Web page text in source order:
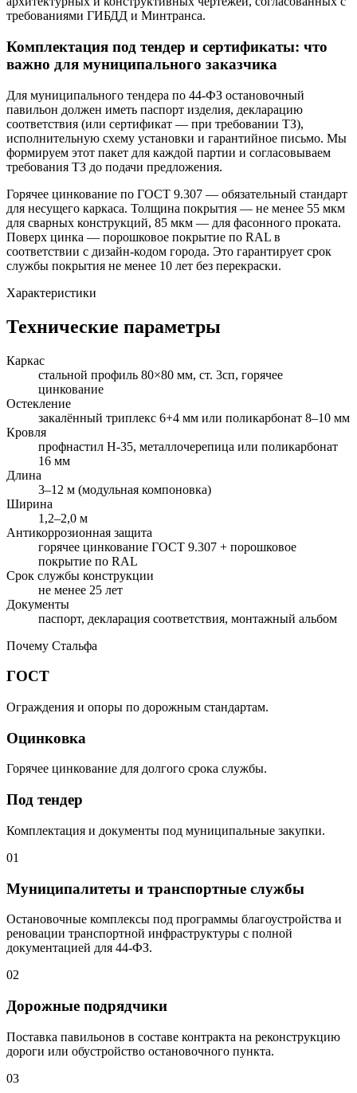
требованиями ГИБДД и Минтранса.
Комплектация под тендер и сертификаты: что
важно для муниципального заказчика
Для муниципального тендера по 44-ФЗ остановочный
павильон должен иметь паспорт изделия, декларацию
соответствия (или сертификат — при требовании ТЗ),
исполнительную схему установки и гарантийное письмо. Мы
формируем этот пакет для каждой партии и согласовываем
требования ТЗ до подачи предложения.
Горячее цинкование по ГОСТ 9.307 — обязательный стандарт
для несущего каркаса. Толщина покрытия — не менее 55 мкм
для сварных конструкций, 85 мкм — для фасонного проката.
Поверх цинка — порошковое покрытие по RAL в
соответствии с дизайн-кодом города. Это гарантирует срок
службы покрытия не менее 10 лет без перекраски.
Характеристики
Технические параметры
Каркас
стальной профиль 80×80 мм, ст. 3сп, горячее
цинкование
Остекление
закалённый триплекс 6+4 мм или поликарбонат 8–10 мм
Кровля
профнастил Н-35, металлочерепица или поликарбонат
16 мм
Длина
3–12 м (модульная компоновка)
Ширина
1,2–2,0 м
Антикоррозионная защита
горячее цинкование ГОСТ 9.307 + порошковое
покрытие по RAL
Срок службы конструкции
не менее 25 лет
Документы
паспорт, декларация соответствия, монтажный альбом
Почему Стальфа
ГОСТ
Ограждения и опоры по дорожным стандартам.
Оцинковка
Горячее цинкование для долгого срока службы.
Под тендер
Комплектация и документы под муниципальные закупки.
01
Муниципалитеты и транспортные службы
Остановочные комплексы под программы благоустройства и
реновации транспортной инфраструктуры с полной
документацией для 44-ФЗ.
02
Дорожные подрядчики
Поставка павильонов в составе контракта на реконструкцию
дороги или обустройство остановочного пункта.
03